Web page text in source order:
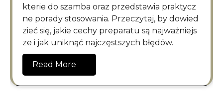
kterie do szamba oraz przedstawia praktycz
ne porady stosowania. Przeczytaj, by dowied
zieć się, jakie cechy preparatu są najważniejs
ze i jak uniknąć najczęstszych błędów.
Read More